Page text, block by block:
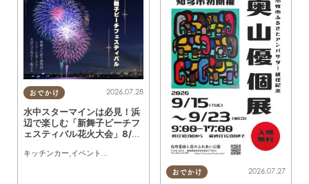
おでかけ 2026.07.28
水中スターマインは必見！浜
辺で楽しむ「新舞子ビーチフ
ェスティバル花火大会」8/2
キッチンカー,イベント ,まちネタ 親子,夫婦,家族,カップル おひとりさま
おでかけ 2026.07.27